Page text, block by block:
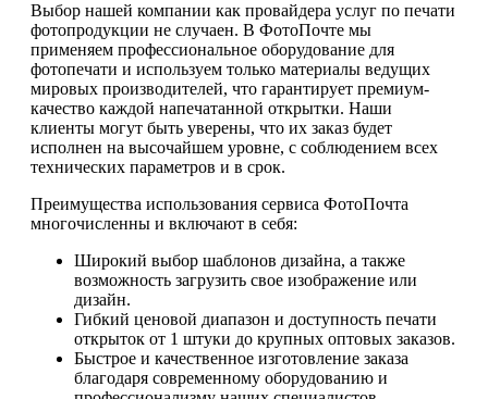
Выбор нашей компании как провайдера услуг по печати
фотопродукции не случаен. В ФотоПочте мы
применяем профессиональное оборудование для
фотопечати и используем только материалы ведущих
мировых производителей, что гарантирует премиум-
качество каждой напечатанной открытки. Наши
клиенты могут быть уверены, что их заказ будет
исполнен на высочайшем уровне, с соблюдением всех
технических параметров и в срок.
Преимущества использования сервиса ФотоПочта
многочисленны и включают в себя:
Широкий выбор шаблонов дизайна, а также
возможность загрузить свое изображение или
дизайн.
Гибкий ценовой диапазон и доступность печати
открыток от 1 штуки до крупных оптовых заказов.
Быстрое и качественное изготовление заказа
благодаря современному оборудованию и